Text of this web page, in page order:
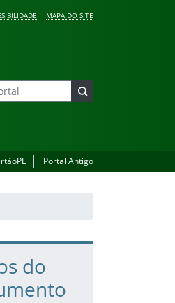
MAPA DO SITE
Portal Antigo
do